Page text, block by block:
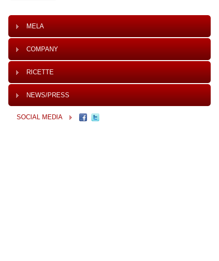
MELA
COMPANY
RICETTE
NEWS/PRESS
SOCIAL MEDIA